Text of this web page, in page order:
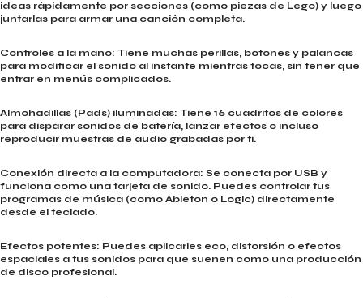
ideas rápidamente por secciones (como piezas de Lego) y luego
juntarlas para armar una canción completa.
Controles a la mano: Tiene muchas perillas, botones y palancas
para modificar el sonido al instante mientras tocas, sin tener que
entrar en menús complicados.
Almohadillas (Pads) iluminadas: Tiene 16 cuadritos de colores
para disparar sonidos de batería, lanzar efectos o incluso
reproducir muestras de audio grabadas por ti.
Conexión directa a la computadora: Se conecta por USB y
funciona como una tarjeta de sonido. Puedes controlar tus
programas de música (como Ableton o Logic) directamente
desde el teclado.
Efectos potentes: Puedes aplicarles eco, distorsión o efectos
espaciales a tus sonidos para que suenen como una producción
de disco profesional.